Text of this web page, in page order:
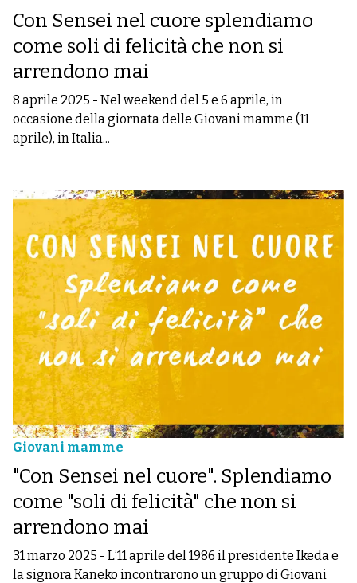
Con Sensei nel cuore splendiamo
come soli di felicità che non si
arrendono mai
8 aprile 2025 - Nel weekend del 5 e 6 aprile, in
occasione della giornata delle Giovani mamme (11
aprile), in Italia...
Giovani mamme
"Con Sensei nel cuore". Splendiamo
come "soli di felicità" che non si
arrendono mai
31 marzo 2025 - L’11 aprile del 1986 il presidente Ikeda e
la signora Kaneko incontrarono un gruppo di Giovani